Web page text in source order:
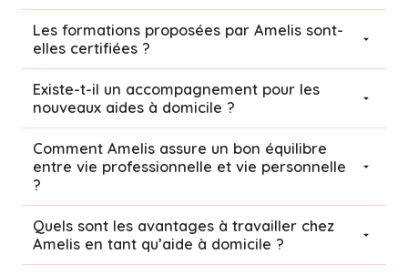
Les formations proposées par Amelis sont-
elles certifiées ?
Existe-t-il un accompagnement pour les
nouveaux aides à domicile ?
Comment Amelis assure un bon équilibre
entre vie professionnelle et vie personnelle
?
Quels sont les avantages à travailler chez
Amelis en tant qu’aide à domicile ?